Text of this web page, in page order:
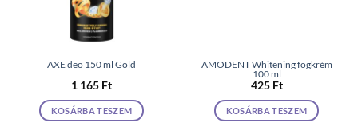
AXE deo 150 ml Gold
1 165 Ft
KOSÁRBA TESZEM
AMODENT Whitening fogkrém
100 ml
425 Ft
KOSÁRBA TESZEM